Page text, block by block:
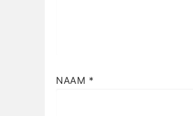
NAAM *